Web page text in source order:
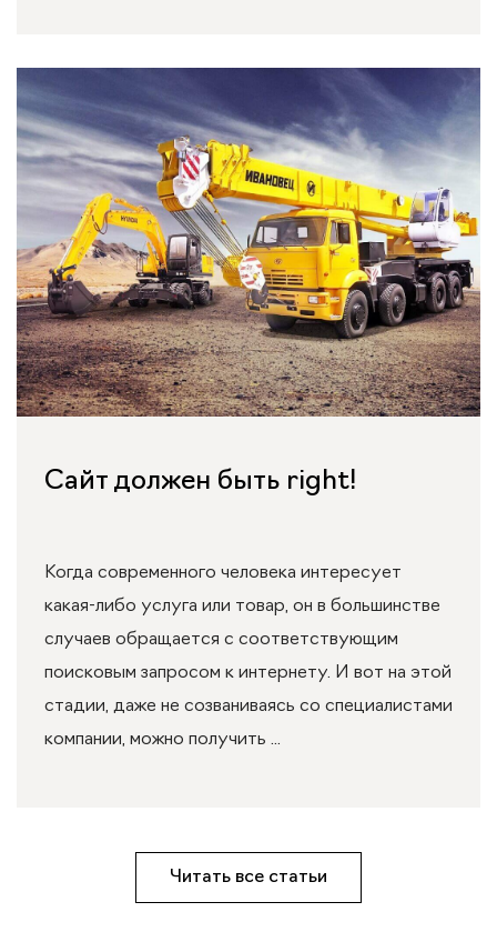
Сайт должен быть right!
Когда современного человека интересует
какая-либо услуга или товар, он в большинстве
случаев обращается с соответствующим
поисковым запросом к интернету. И вот на этой
стадии, даже не созваниваясь со специалистами
компании, можно получить ...
Читать все статьи